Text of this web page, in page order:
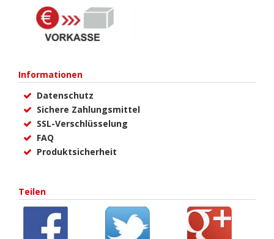
Informationen
Datenschutz
Sichere Zahlungsmittel
SSL-Verschlüsselung
FAQ
Produktsicherheit
Teilen